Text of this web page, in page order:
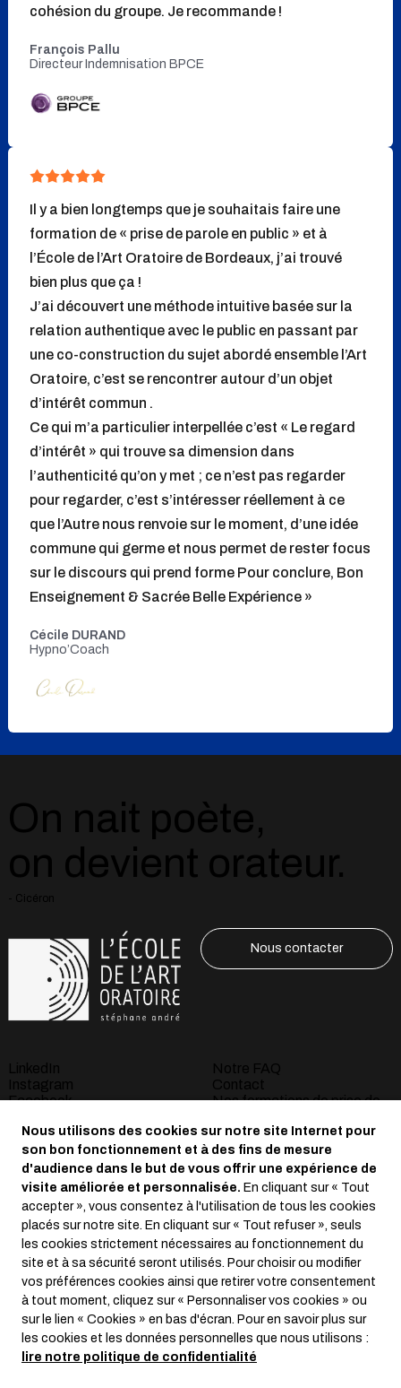
cohésion du groupe. Je recommande !
François Pallu
Directeur Indemnisation BPCE
Il y a bien longtemps que je souhaitais faire une
formation de « prise de parole en public » et à
l’École de l’Art Oratoire de Bordeaux, j’ai trouvé
bien plus que ça !
J’ai découvert une méthode intuitive basée sur la
relation authentique avec le public en passant par
une co-construction du sujet abordé ensemble l’Art
Oratoire, c’est se rencontrer autour d’un objet
d’intérêt commun .
Ce qui m’a particulier interpellée c’est « Le regard
d’intérêt » qui trouve sa dimension dans
l’authenticité qu’on y met ; ce n’est pas regarder
pour regarder, c’est s’intéresser réellement à ce
que l’Autre nous renvoie sur le moment, d’une idée
commune qui germe et nous permet de rester focus
sur le discours qui prend forme Pour conclure, Bon
Enseignement & Sacrée Belle Expérience »
Cécile DURAND
Hypno’Coach
On nait poète,
on devient orateur.
- Cicéron
Nous contacter
LinkedIn
Instagram
Facebook
Notre FAQ
Contact
Nos formations de prise de
S’abonner à la newsletter
La Masterclass
Mentions légales
Conditions générales de
vente
Règlement intérieur
Règlement général de
protection des données
Crédits :La Jungle
Nous utilisons des cookies sur notre site Internet pour
son bon fonctionnement et à des fins de mesure
d'audience dans le but de vous offrir une expérience de
visite améliorée et personnalisée. En cliquant sur « Tout
accepter », vous consentez à l'utilisation de tous les cookies
placés sur notre site. En cliquant sur « Tout refuser », seuls
les cookies strictement nécessaires au fonctionnement du
site et à sa sécurité seront utilisés. Pour choisir ou modifier
vos préférences cookies ainsi que retirer votre consentement
à tout moment, cliquez sur « Personnaliser vos cookies » ou
sur le lien « Cookies » en bas d'écran. Pour en savoir plus sur
les cookies et les données personnelles que nous utilisons :
lire notre politique de confidentialité